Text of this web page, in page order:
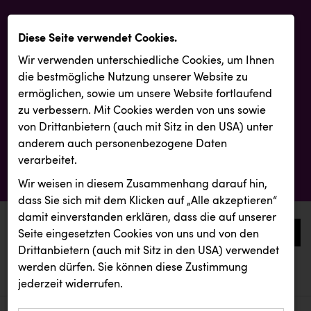
0
aktuelle aussendungen
aktuelle aussendungen
Diese Seite verwendet Cookies.
Wir verwenden unterschiedliche Cookies, um Ihnen
die best­mögliche Nutzung unserer Website zu
ermöglichen, sowie um unsere Website fortlaufend
zu verbessern. Mit Cookies werden von uns sowie
von Drittanbietern (auch mit Sitz in den USA) unter
anderem auch personenbezogene Daten
verarbeitet.
Wir weisen in diesem Zusammenhang darauf hin,
dass Sie sich mit dem Klicken auf „Alle akzeptieren“
damit ein­ver­standen erklären, dass die auf unserer
Seite eingesetzten Cookies von uns und von den
Drittanbietern (auch mit Sitz in den USA) verwendet
werden dürfen. Sie können diese Zustimmung
jederzeit widerrufen.